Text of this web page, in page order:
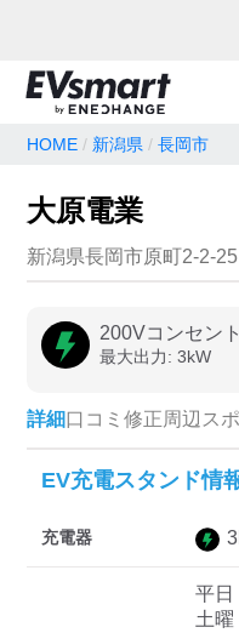
地名・観光スポット・住
充電器の種類
急速充電器のみ表示
高速道路上のみ表示
認証システム
EV充電エネチェン
HOME 新潟県 長岡市
大原電業
新潟県長岡市原町2-2-25
200Vコンセント
最大出力: 3kW
詳細口コミ 修正周辺ス
EV充電スタンド情
充電器 3
平日
土曜